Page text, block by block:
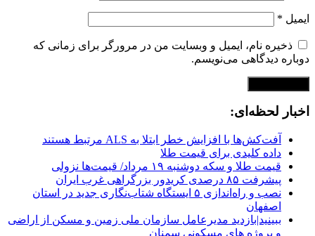
ایمیل *
ذخیره نام، ایمیل و وبسایت من در مرورگر برای زمانی که
دوباره دیدگاهی می‌نویسم.
اخبار لحظه‌ای:
آفت‌کش‌ها با افزایش خطر ابتلا به ALS مرتبط هستند
داده کلیدی برای قیمت طلا
قیمت طلا و سکه دوشنبه ۱۹ مرداد/ قیمت‌ها نزولی
پیشرفت ۸۵ درصدی کریدور بزرگراهی غرب ایران
نصب و راه‌اندازی ۵ ایستگاه شتاب‌نگاری جدید در استان
اصفهان
ببینید|بازدید مدیرعامل سازمان ملی زمین و مسکن از اراضی
و پروژه های مسکونی سمنان